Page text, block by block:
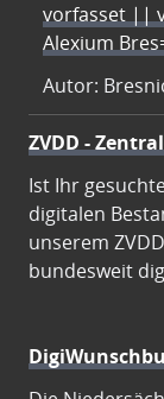
vorfasset ||
Alexium
Autor:
ZVDD -
Ist Ihr
digitalen
unserem
bundesweit